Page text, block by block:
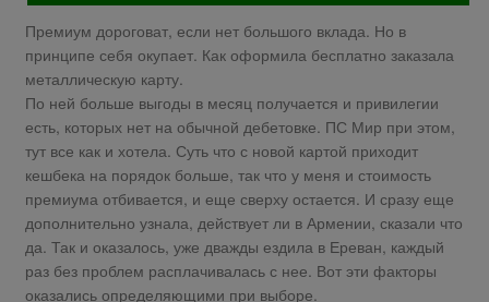
Премиум дороговат, если нет большого вклада. Но в
принципе себя окупает. Как оформила бесплатно заказала
металлическую карту.
По ней больше выгоды в месяц получается и привилегии
есть, которых нет на обычной дебетовке. ПС Мир при этом,
тут все как и хотела. Суть что с новой картой приходит
кешбека на порядок больше, так что у меня и стоимость
премиума отбивается, и еще сверху остается. И сразу еще
дополнительно узнала, действует ли в Армении, сказали что
да. Так и оказалось, уже дважды ездила в Ереван, каждый
раз без проблем расплачивалась с нее. Вот эти факторы
оказались определяющими при выборе.